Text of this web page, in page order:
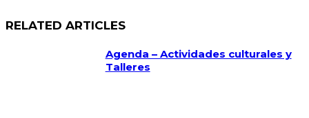
RELATED ARTICLES
Agenda – Actividades culturales y
Talleres